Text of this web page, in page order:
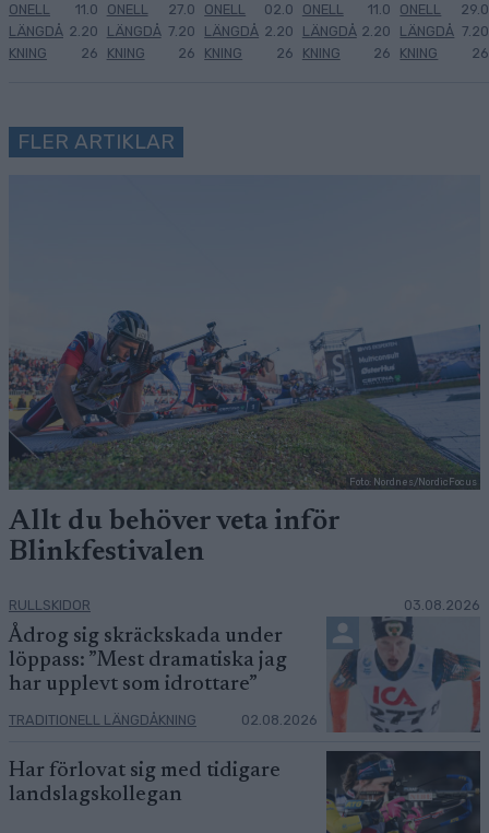
ONELL
LÄNGDÅ
KNING
11.0
2.20
26
ONELL
LÄNGDÅ
KNING
27.0
7.20
26
ONELL
LÄNGDÅ
KNING
02.0
2.20
26
ONELL
LÄNGDÅ
KNING
11.0
2.20
26
ONELL
LÄNGDÅ
KNING
29.0
7.20
26
FLER ARTIKLAR
Foto: Nordnes/NordicFocus
Allt du behöver veta inför
Blinkfestivalen
RULLSKIDOR 03.08.2026
Ådrog sig skräckskada under
löppass: ”Mest dramatiska jag
har upplevt som idrottare”
TRADITIONELL LÄNGDÅKNING 02.08.2026
Har förlovat sig med tidigare
landslagskollegan